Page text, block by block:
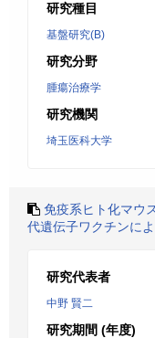
研究種目
基盤研究(B)
研究分野
腫瘍治療学
研究機関
埼玉医科大学
免疫系ヒト化マウ
代遺伝子ワクチンに
研究代表者
中野 賢二
研究期間 (年度)